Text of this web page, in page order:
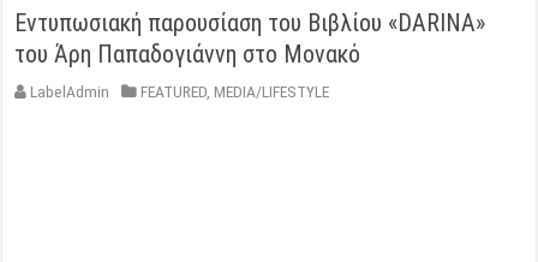
Εντυπωσιακή παρουσίαση του Βιβλίου «DARINA»
του Άρη Παπαδογιάννη στο Μονακό
LabelAdmin FEATURED MEDIA/LIFESTYLE